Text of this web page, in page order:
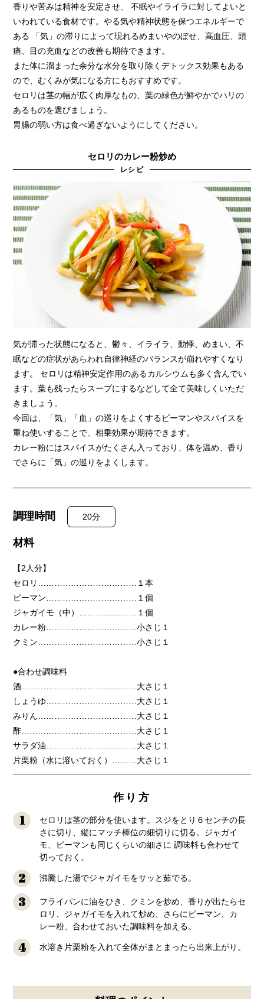
香りや苦みは精神を安定させ、 不眠やイライラに対してよいと
いわれている食材です。やる気や精神状態を保つエネルギーで
ある 「気」の滞りによって現れるめまいやのぼせ、高血圧、頭
痛、目の充血などの改善も期待できます。
また体に溜まった余分な水分を取り除くデトックス効果もある
ので、むくみが気になる方にもおすすめです。
セロリは茎の幅が広く肉厚なもの、葉の緑色が鮮やかでハリの
あるものを選びましょう。
胃腸の弱い方は食べ過ぎないようにしてください。
セロリのカレー粉炒め
レシピ
気が滞った状態になると、鬱々、イライラ、動悸、めまい、不
眠などの症状があらわれ自律神経のバランスが崩れやすくなり
ます。 セロリは精神安定作用のあるカルシウムも多く含んでい
ます。葉も残ったらスープにするなどして全て美味しくいただ
きましょう。
今回は、「気」「血」の巡りをよくするピーマンやスパイスを
重ね使いすることで、相乗効果が期待できます。
カレー粉にはスパイスがたくさん入っており、体を温め、香り
でさらに「気」の巡りをよくします。
調理時間 20分
材料
【2人分】
セロリ………………………………１本
ピーマン……………………………１個
ジャガイモ（中）…………………１個
カレー粉……………………………小さじ１
クミン………………………………小さじ１
●合わせ調味料
酒……………………………………大さじ１
しょうゆ……………………………大さじ１
みりん………………………………大さじ１
酢……………………………………大さじ１
サラダ油……………………………大さじ１
片栗粉（水に溶いておく）………大さじ１
作り方
1
セロリは茎の部分を使います。スジをとり６センチの長
さに切り、縦にマッチ棒位の細切りに切る。ジャガイ
モ、ピーマンも同じくらいの細さに 調味料も合わせて
切っておく。
2 沸騰した湯でジャガイモをサッと茹でる。
3
フライパンに油をひき、クミンを炒め、香りが出たらセ
ロリ、ジャガイモを入れて炒め、さらにピーマン、カ
レー粉、合わせておいた調味料を加える。
4 水溶き片栗粉を入れて全体がまとまったら出来上がり。